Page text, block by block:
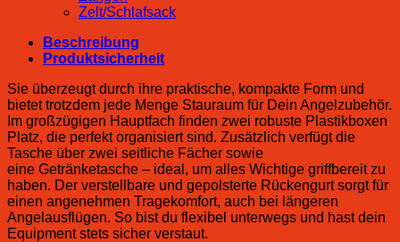
Zelt/Schlafsack
Beschreibung
Produktsicherheit
Sie überzeugt durch ihre praktische, kompakte Form und
bietet trotzdem jede Menge Stauraum für Dein Angelzubehör.
Im großzügigen Hauptfach finden zwei robuste Plastikboxen
Platz, die perfekt organisiert sind. Zusätzlich verfügt die
Tasche über zwei seitliche Fächer sowie
eine Getränketasche – ideal, um alles Wichtige griffbereit zu
haben. Der verstellbare und gepolsterte Rückengurt sorgt für
einen angenehmen Tragekomfort, auch bei längeren
Angelausflügen. So bist du flexibel unterwegs und hast dein
Equipment stets sicher verstaut.